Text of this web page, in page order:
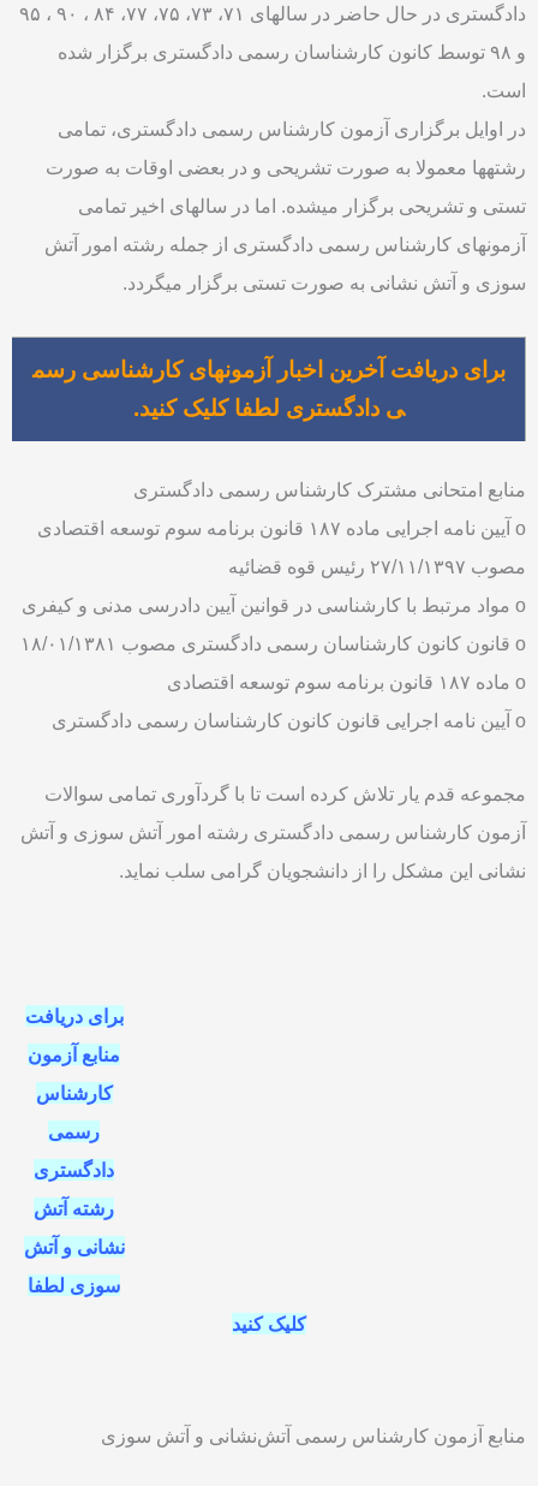
دادگستری در حال حاضر در سالهای ۷۱، ۷۳، ۷۵، ۷۷، ۸۴ ، ۹۰ ، ۹۵
و ۹۸ توسط کانون کارشناسان رسمی دادگستری برگزار شده
است.
در اوایل برگزاری آزمون کارشناس رسمی دادگستری، تمامی
رشتهها معمولا به صورت تشریحی و در بعضی اوقات به صورت
تستی و تشریحی برگزار میشده. اما در سالهای اخیر تمامی
آزمونهای کارشناس رسمی دادگستری از جمله رشته امور آتش
سوزی و آتش نشانی به صورت تستی برگزار میگردد.
برای دریافت آخرین اخبار آزمونهای کارشناسی رسم
ی دادگستری لطفا کلیک کنید.
منابع امتحانی مشترک کارشناس رسمی دادگستری
o آیین نامه اجرایی ماده ۱۸۷ قانون برنامه سوم توسعه اقتصادی
مصوب ۲۷/۱۱/۱۳۹۷ رئیس قوه قضائیه
o مواد مرتبط با کارشناسی در قوانین آیین دادرسی مدنی و کیفری
o قانون کانون کارشناسان رسمی دادگستری مصوب ۱۸/۰۱/۱۳۸۱
o ماده ۱۸۷ قانون برنامه سوم توسعه اقتصادی
o آیین نامه اجرایی قانون کانون کارشناسان رسمی دادگستری
مجموعه قدم یار تلاش کرده است تا با گردآوری تمامی سوالات
آزمون کارشناس رسمی دادگستری رشته امور آتش سوزی و آتش
نشانی این مشکل را از دانشجویان گرامی سلب نماید.
برای دریافت
منابع آزمون
کارشناس
رسمی
دادگستری
رشته آتش
نشانی و آتش
سوزی لطفا
کلیک کنید
منابع آزمون کارشناس رسمی آتش‌نشانی و آتش سوزی